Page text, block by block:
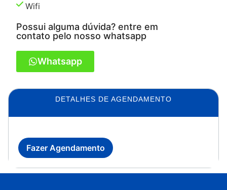
Wifi
Possui alguma dúvida? entre em
contato pelo nosso whatsapp
Whatsapp
DETALHES DE AGENDAMENTO
Fazer Agendamento